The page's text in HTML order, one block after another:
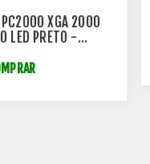
PC2000 XGA 2000
LED PRETO -